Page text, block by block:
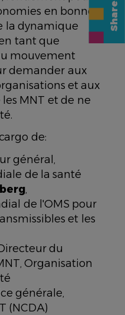
en bonne
la dynamique
tant que
mouvement
demander aux
et aux
MNT et de ne
de:
général,
de la santé
,
de l'OMS pour
et les
du
Organisation
générale,
(NCDA)